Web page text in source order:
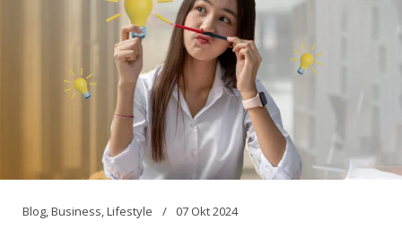
Blog,Business,Lifestyle 07 Okt 2024